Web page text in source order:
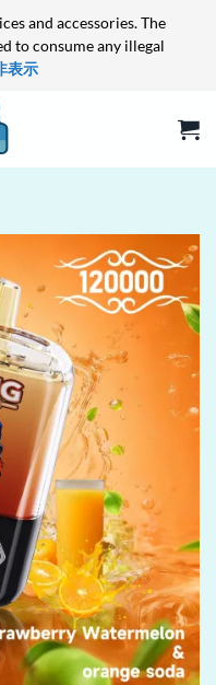
and accessories. The
to consume any illegal
表示